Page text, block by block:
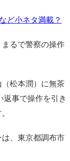
ど小ネタ満載？
るで警察の操作
松本潤）に無茶
返事で操作を引き
、東京都調布市